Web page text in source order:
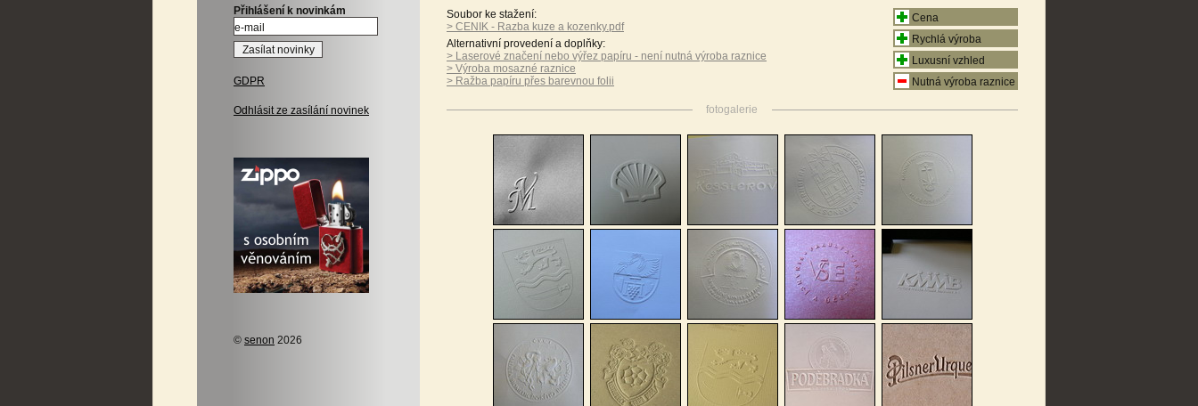
Přihlášení k novinkám
GDPR
Odhlásit ze zasílání novinek
© senon 2026
Soubor ke stažení:
> CENIK - Razba kuze a kozenky.pdf
Alternativní provedení a doplňky:
> Laserové značení nebo výřez papíru - není nutná výroba raznice
> Výroba mosazné raznice
> Ražba papíru přes barevnou folii
Cena
Rychlá výroba
Luxusní vzhled
Nutná výroba raznice
fotogalerie